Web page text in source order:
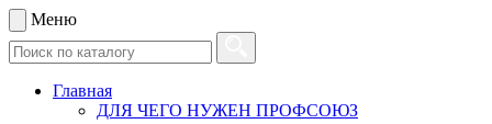
Меню
Главная
ДЛЯ ЧЕГО НУЖЕН ПРОФСОЮЗ